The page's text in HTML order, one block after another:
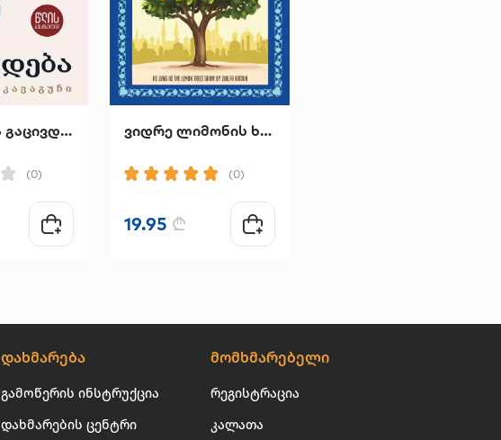
სანამ ყავა გაცივდება
(0)
ვიდრე ლიმონის ხეები იზრდება
(0)
19.95 ₾
დახმარება
გამოწერის ინსტრუქცია
დახმარების ცენტრი
მომხმარებელი
რეგისტრაცია
კალათა